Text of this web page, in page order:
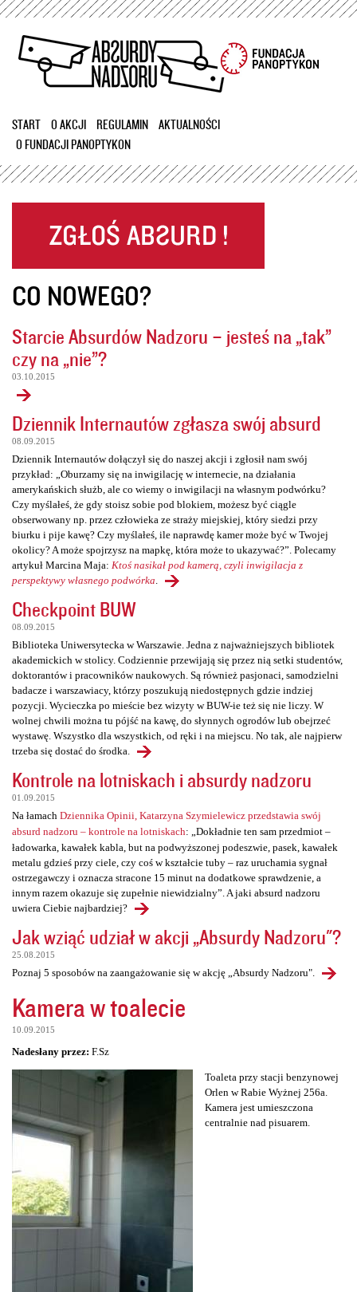
Przejdź
treści
START O AKCJI REGULAMIN
AKTUALNOŚCI
O FUNDACJI PANOPTYKON
CO NOWEGO?
Starcie Absurdów Nadzoru – jesteś na „tak”
czy na „nie”?
03.10.2015
Dziennik Internautów zgłasza swój absurd
08.09.2015
Dziennik Internautów dołączył się do naszej akcji i zgłosił nam swój
przykład: „Oburzamy się na inwigilację w internecie, na działania
amerykańskich służb, ale co wiemy o inwigilacji na własnym podwórku?
Czy myślałeś, że gdy stoisz sobie pod blokiem, możesz być ciągle
obserwowany np. przez człowieka ze straży miejskiej, który siedzi przy
biurku i pije kawę? Czy myślałeś, ile naprawdę kamer może być w Twojej
okolicy? A może spojrzysz na mapkę, która może to ukazywać?”. Polecamy
artykuł Marcina Maja: Ktoś nasikał pod kamerą, czyli inwigilacja z
perspektywy własnego podwórka
Checkpoint BUW
08.09.2015
Biblioteka Uniwersytecka w Warszawie. Jedna z najważniejszych bibliotek
akademickich w stolicy. Codziennie przewijają się przez nią setki studentów,
doktorantów i pracowników naukowych. Są również pasjonaci, samodzielni
badacze i warszawiacy, którzy poszukują niedostępnych gdzie indziej
pozycji. Wycieczka po mieście bez wizyty w BUW-ie też się nie liczy. W
wolnej chwili można tu pójść na kawę, do słynnych ogrodów lub obejrzeć
wystawę. Wszystko dla wszystkich, od ręki i na miejscu. No tak, ale najpierw
trzeba się dostać do środka.
Kontrole na lotniskach i absurdy nadzoru
01.09.2015
Na łamach Dziennika Opinii, Katarzyna Szymielewicz przedstawia swój
absurd nadzoru – kontrole na lotniskach: „Dokładnie ten sam przedmiot –
ładowarka, kawałek kabla, but na podwyższonej podeszwie, pasek, kawałek
metalu gdzieś przy ciele, czy coś w kształcie tuby – raz uruchamia sygnał
ostrzegawczy i oznacza stracone 15 minut na dodatkowe sprawdzenie, a
innym razem okazuje się zupełnie niewidzialny”. A jaki absurd nadzoru
uwiera Ciebie najbardziej?
Jak wziąć udział w akcji „Absurdy Nadzoru"?
25.08.2015
Poznaj 5 sposobów na zaangażowanie się w akcję „Absurdy Nadzoru".
Kamera w toalecie
10.09.2015
Nadesłany przez: F.Sz
Toaleta przy stacji benzynowej
Orlen w Rabie Wyżnej 256a.
Kamera jest umieszczona
centralnie nad pisuarem.